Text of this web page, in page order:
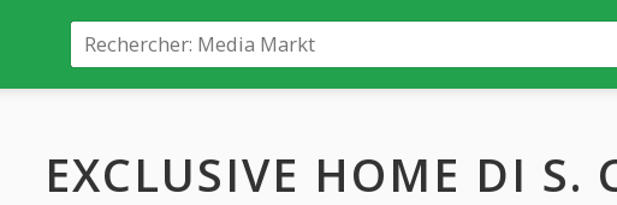
EXCLUSIVE HOME DI S.